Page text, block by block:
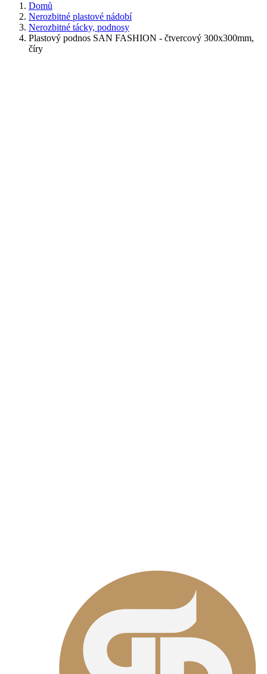
Domů
Nerozbitné plastové nádobí
Nerozbitné tácky, podnosy
Plastový podnos SAN FASHION - čtvercový 300x300mm,
číry